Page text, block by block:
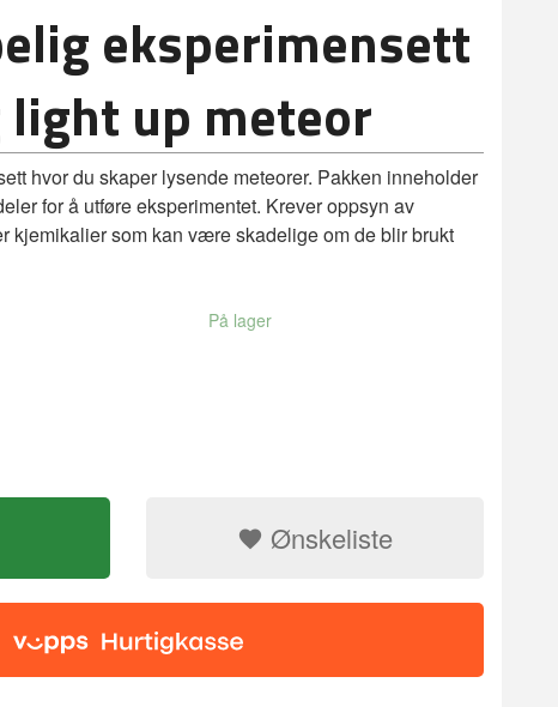
light up meteor Vitenskapelig
eksperimensett
up meteor
hvor du skaper lysende meteorer. Pakken inneholder
for å utføre eksperimentet. Krever oppsyn av
kjemikalier som kan være skadelige om de blir brukt
På lager
Ønskeliste